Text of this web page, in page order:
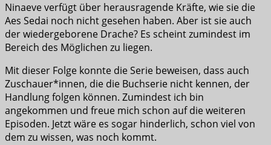
Ninaeve verfügt über herausragende Kräfte, wie sie die
Aes Sedai noch nicht gesehen haben. Aber ist sie auch
der wiedergeborene Drache? Es scheint zumindest im
Bereich des Möglichen zu liegen.
Mit dieser Folge konnte die Serie beweisen, dass auch
Zuschauer*innen, die die Buchserie nicht kennen, der
Handlung folgen können. Zumindest ich bin
angekommen und freue mich schon auf die weiteren
Episoden. Jetzt wäre es sogar hinderlich, schon viel von
dem zu wissen, was noch kommt.